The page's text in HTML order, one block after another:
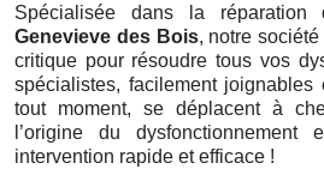
Spécialisée dans la
Genevieve des Bois, notre
critique pour résoudre tous vos
spécialistes, facilement
tout moment, se déplacent à
l’origine du
intervention rapide et efficace !